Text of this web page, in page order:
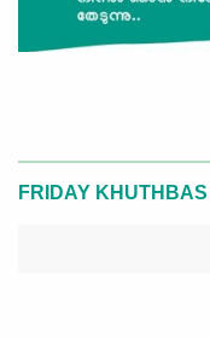
FRIDAY KHUTHBAS